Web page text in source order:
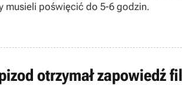
musieli poświęcić do 5-6 godzin.
otrzymał zapowiedź